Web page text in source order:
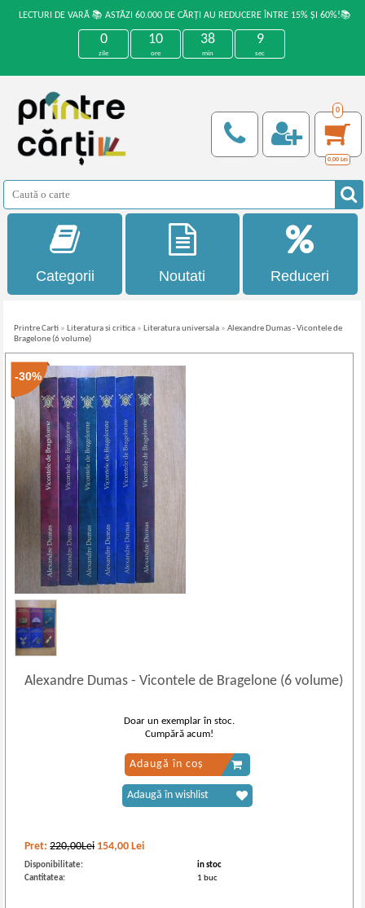
LECTURI DE VARĂ 📚 ASTĂZI 60.000 DE CĂRȚI AU REDUCERE ÎNTRE 15% ȘI 60%!📚
0
zile
10
ore
38
min
9
sec
0
0,00 Lei
Categorii Noutati Reduceri
Printre Carti » Literatura si critica » Literatura universala »Alexandre Dumas - Vicontele de
Bragelone (6 volume)
-30%
Alexandre Dumas- Vicontele de Bragelone (6 volume)
Pret:220,00Lei 154,00 Lei
Disponibilitate:
in stoc
Cantitatea:
1 buc
Doar un exemplar în stoc.
Cumpără acum!
Adaugă în coș
Adaugă în wishlist